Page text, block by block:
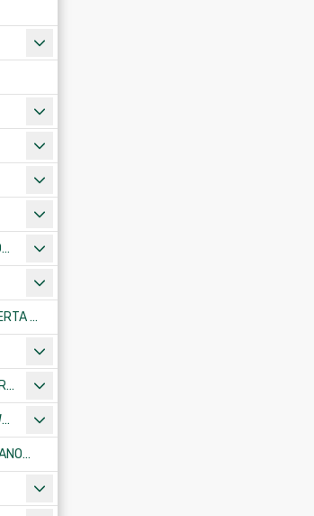
REJESTRACJA DZIAŁALNOŚCI GOSPODARCZEJ
FORMULARZE UPROSZCZONA OFERTA WYKONANIA ZADANIA PUBLICZNEGO
OGŁOSZENIE O NABORACH NA DYREKTORÓW PLACÓWEK OŚWIATOWYCH
WNIOSEK O WYDANIE DECYZJI O WARUNKACH ZABUDOWY/O USTALENIE INWESTYCJI CELU PUBLICZNEGO
FORMULARZ PISMA DOT. AKTU PLANOWANIA PRZESTRZENNEGO